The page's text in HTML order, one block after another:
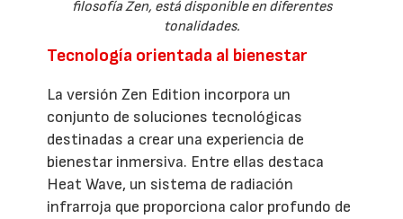
filosofía Zen, está disponible en diferentes
tonalidades.
Tecnología orientada al bienestar
La versión Zen Edition incorpora un
conjunto de soluciones tecnológicas
destinadas a crear una experiencia de
bienestar inmersiva. Entre ellas destaca
Heat Wave, un sistema de radiación
infrarroja que proporciona calor profundo de